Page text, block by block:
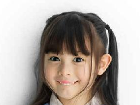
本著作《阿弥陀佛么么哒》；随后，在
友们演唱会”。
家榜颁奖盛典”年度畅销作家奖 ；同
作《好吗好的》。
5本著作《我不》。